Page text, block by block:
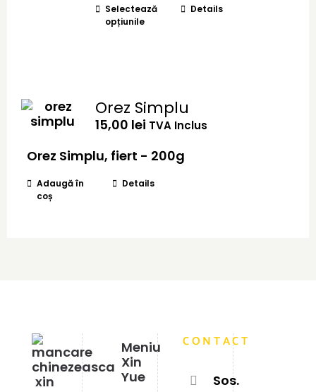
Selectează
opțiunile
Acest
pot
fi
în
Details
Orez Simplu
15,00 lei TVA Inclus
Orez Simplu, fiert - 200g
Adaugă în
coș
Details
Meniu
Xin
Yue
CONTACT
Sos.